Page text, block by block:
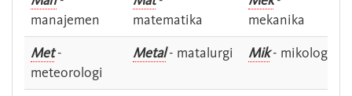
manajemen
matematika
mekanika
Met-
meteorologi
Metal- matalurgi Mik- mikologi